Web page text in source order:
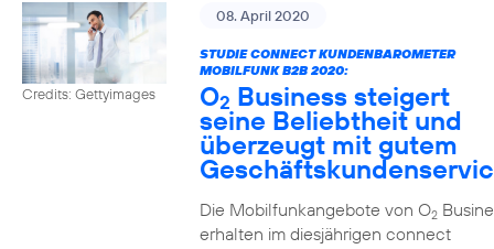
Credits: Gettyimages
08. April 2020
STUDIE CONNECT KUNDENBAROMETER
MOBILFUNK B2B 2020:
O2 Business steigert
seine Beliebtheit und
überzeugt mit gutem
Die Mobilfunkangebote von O2
erhalten im diesjährigen connect